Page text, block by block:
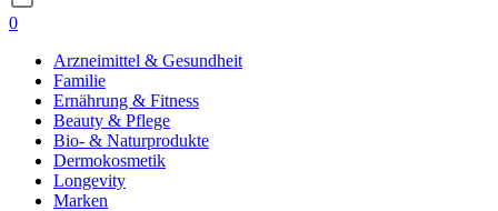
0
Arzneimittel & Gesundheit
Familie
Ernährung & Fitness
Beauty & Pflege
Bio- & Naturprodukte
Dermokosmetik
Longevity
Marken